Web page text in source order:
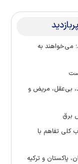
پربازدید
می‌خواهند به
بی‌عقل، مریض و
برق
تفاهم با
پاکستان و ترکیه